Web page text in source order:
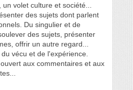
volet culture et société...
des sujets dont parlent
Du singulier et de
des sujets, présenter
offrir un autre regard...
vécu et de l'expérience.
aux commentaires et aux